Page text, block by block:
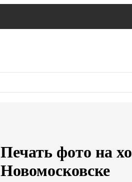
Печать фото на
Новомосковске